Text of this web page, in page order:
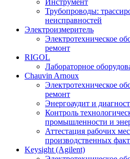
Инструмент
Трубопроводы:
неисправностей
Электроизмеритель
Электротехническое
ремонт
RIGOL
Лабораторное
Chauvin Arnoux
Электротехническое
ремонт
Энергоаудит и
Контроль
промышленности и
Аттестация рабочих
производственных
Keysight (Agilent)